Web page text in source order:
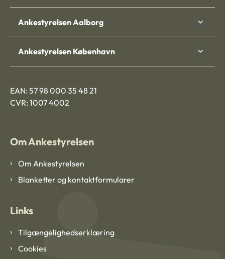
Ankestyrelsen Aalborg
Ankestyrelsen København
EAN: 57 98 000 35 48 21
CVR: 1007 4002
Om Ankestyrelsen
Om Ankestyrelsen
Blanketter og kontaktformularer
Links
Tilgængelighedserklæring
Cookies